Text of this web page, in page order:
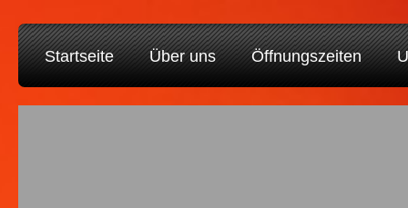
Startseite Über uns Öffnungszeiten